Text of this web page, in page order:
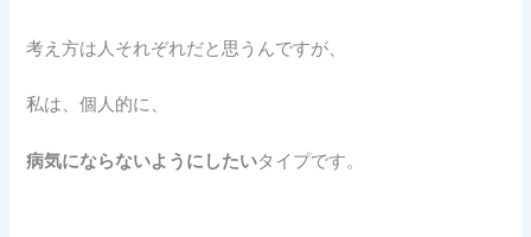
考え方は人それぞれだと思うんですが、
私は、個人的に、
病気にならないようにしたいタイプです。